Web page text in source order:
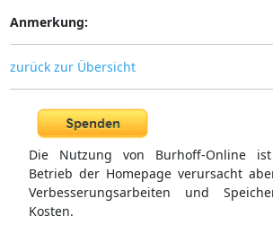
Anmerkung:
zurück zur Übersicht
Die Nutzung von Burhoff-Online
Betrieb der Homepage verursacht
Verbesserungsarbeiten und
Kosten.